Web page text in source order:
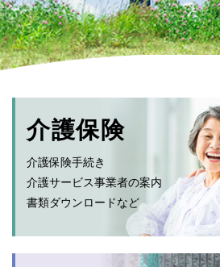
介護保険
介護保険手続き
介護サービス事業者の案内
書類ダウンロードなど